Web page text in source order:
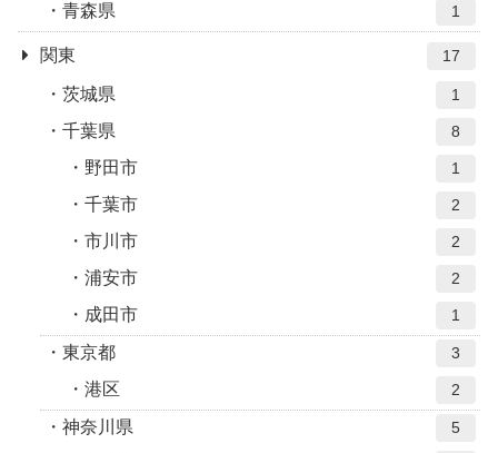
青森県 1
関東 17
茨城県 1
千葉県 8
野田市 1
千葉市 2
市川市 2
浦安市 2
成田市 1
東京都 3
港区 2
神奈川県 5